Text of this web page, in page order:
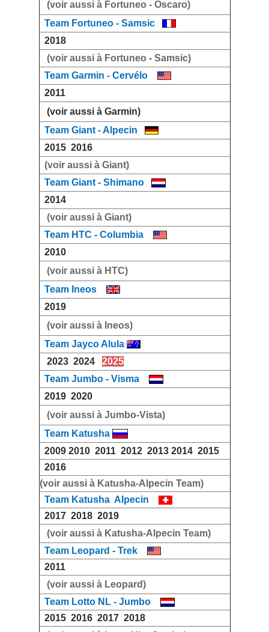
(voir aussi à Fortuneo - Oscaro)
Team Fortuneo - Samsic
2018
(voir aussi à Fortuneo - Samsic)
Team Garmin - Cervélo
2011
(voir aussi à Garmin)
Team Giant - Alpecin
2015 2016
(voir aussi à Giant)
Team Giant - Shimano
2014
(voir aussi à Giant)
Team HTC - Columbia
2010
(voir aussi à HTC)
Team Ineos
2019
(voir aussi à Ineos)
Team Jayco Alula
2023 2024
2025
Team Jumbo - Visma
2019 2020
(voir aussi à Jumbo-Vista)
Team Katusha
2009 2010 2011 2012 2013 2014 2015
2016
(voir aussi à Katusha-Alpecin Team)
Team Katusha Alpecin
2017 2018 2019
(voir aussi à Katusha-Alpecin Team)
Team Leopard - Trek
2011
(voir aussi à Leopard)
Team Lotto NL - Jumbo
2015 2016 2017 2018